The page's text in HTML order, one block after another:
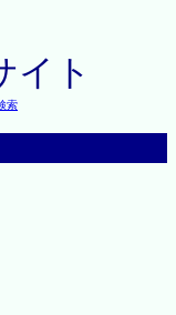
イト
索